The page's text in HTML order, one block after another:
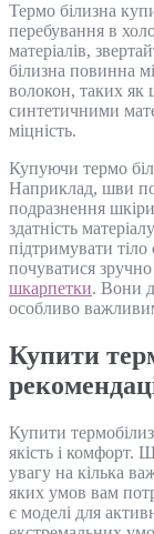
Термо білизна
перебування в
матеріалів,
білизна повинна
волокон, таких як
синтетичними
міцність.
Купуючи термо
Наприклад, шви
подразнення
здатність
підтримувати
почуватися
шкарпетки. Вони
особливо
Купити
Купити
якість і комфорт.
увагу на кілька
яких умов вам
є моделі для